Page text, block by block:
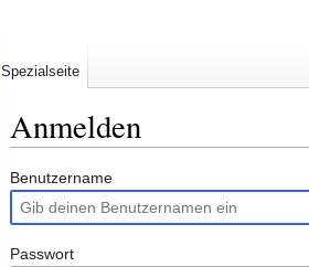
Anmelden
Zur
Navigation
springen
Zur
Suche
springen
Benutzername
Passwort
Spezialseite